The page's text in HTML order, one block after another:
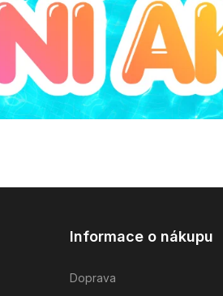
Informace o nákupu
Doprava